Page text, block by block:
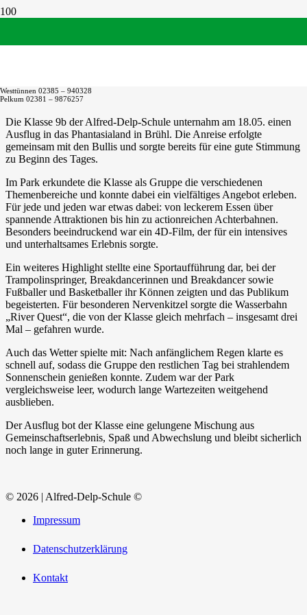
Westtünnen 02385 – 940328
Pelkum 02381 – 9876257
Die Klasse 9b der Alfred-Delp-Schule unternahm am 18.05. einen
Ausflug in das Phantasialand in Brühl. Die Anreise erfolgte
gemeinsam mit den Bullis und sorgte bereits für eine gute Stimmung
zu Beginn des Tages.
Im Park erkundete die Klasse als Gruppe die verschiedenen
Themenbereiche und konnte dabei ein vielfältiges Angebot erleben.
Für jede und jeden war etwas dabei: von leckerem Essen über
spannende Attraktionen bis hin zu actionreichen Achterbahnen.
Besonders beeindruckend war ein 4D-Film, der für ein intensives
und unterhaltsames Erlebnis sorgte.
Ein weiteres Highlight stellte eine Sportaufführung dar, bei der
Trampolinspringer, Breakdancerinnen und Breakdancer sowie
Fußballer und Basketballer ihr Können zeigten und das Publikum
begeisterten. Für besonderen Nervenkitzel sorgte die Wasserbahn
„River Quest“, die von der Klasse gleich mehrfach – insgesamt drei
Mal – gefahren wurde.
Auch das Wetter spielte mit: Nach anfänglichem Regen klarte es
schnell auf, sodass die Gruppe den restlichen Tag bei strahlendem
Sonnenschein genießen konnte. Zudem war der Park
vergleichsweise leer, wodurch lange Wartezeiten weitgehend
ausblieben.
Der Ausflug bot der Klasse eine gelungene Mischung aus
Gemeinschaftserlebnis, Spaß und Abwechslung und bleibt sicherlich
noch lange in guter Erinnerung.
© 2026 | Alfred-Delp-Schule ©
Impressum
Datenschutzerklärung
Kontakt